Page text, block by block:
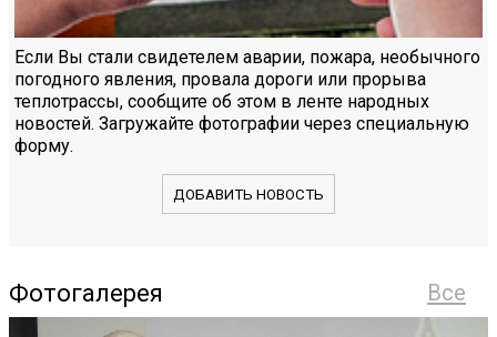
Если Вы стали свидетелем аварии, пожара, необычного
погодного явления, провала дороги или прорыва
теплотрассы, сообщите об этом в ленте народных
новостей. Загружайте фотографии через специальную
форму.
ДОБАВИТЬ НОВОСТЬ
Все
Фотогалерея